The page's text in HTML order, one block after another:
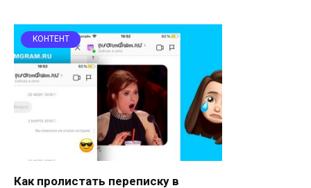
КОНТЕНТ
Как пролистать переписку в